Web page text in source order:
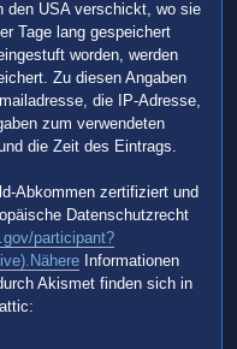
den USA verschickt, wo sie
Tage lang gespeichert
worden, werden
Zu diesen Angaben
die IP-Adresse,
zum verwendeten
die Zeit des Eintrags.
Abkommen zertifiziert und
Datenschutzrecht
participant?
Informationen
Akismet finden sich in